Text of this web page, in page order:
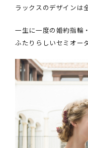
ラックスのデザイン
一生に一度の婚約指輪
ふたりらしいセミオー